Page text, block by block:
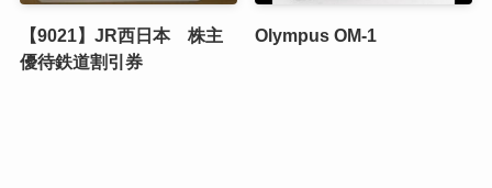
【9021】JR西日本 株主
優待鉄道割引券
Olympus OM-1